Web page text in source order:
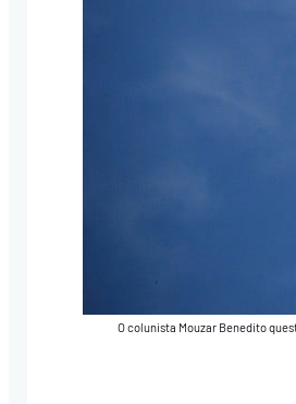
O colunista Mouzar Benedito